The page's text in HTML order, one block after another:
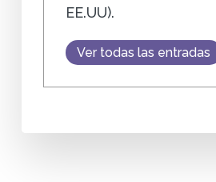
EE.UU).
Ver todas las entradas